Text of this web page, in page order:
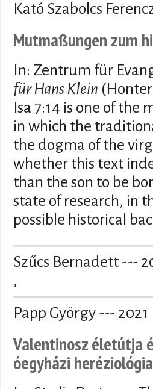
Kató Szabolcs
Mutmaßungen zum
In: Zentrum für
für Hans Klein
Isa 7:14 is one of
in which the
the dogma of the
whether this text
than the son to be
state of research, in
possible historical
Szűcs Bernadett ---
,
Papp György --- 2021
Valentinosz életútja
óegyházi